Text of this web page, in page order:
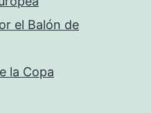
el Balón de
la Copa